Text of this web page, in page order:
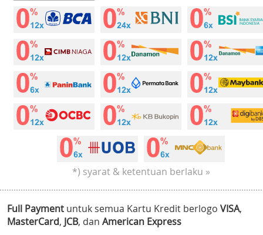
*) syarat & ketentuan berlaku »
Full Payment untuk semua Kartu Kredit berlogo VISA,
MasterCard, JCB, dan American Express